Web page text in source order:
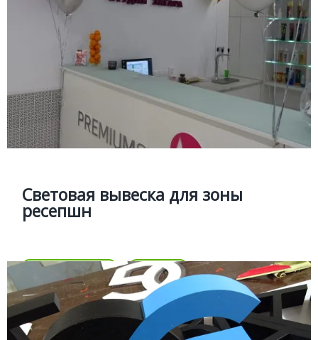
Световая вывеска для зоны
ресепшн
Подробней Цена
Подробней
Световая вывеска для зоны
ресепшн
Изготовление световых логотипов, объемных и
плоских букв для зоны ресепшн
ОБЪЕМНЫЕ БУКВЫ